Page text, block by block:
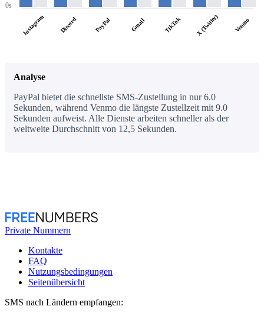
0s
Instagram Discord PayPal Gmail TikTok X (Twitter) Venmo
Analyse
PayPal bietet die schnellste SMS-Zustellung in nur 6.0
Sekunden, während Venmo die längste Zustellzeit mit 9.0
Sekunden aufweist. Alle Dienste arbeiten schneller als der
weltweite Durchschnitt von 12,5 Sekunden.
Private Nummern
Kontakte
FAQ
Nutzungsbedingungen
Seitenübersicht
SMS nach Ländern empfangen: